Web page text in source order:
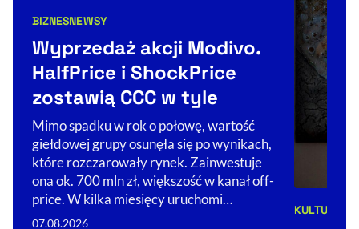
Kategorie artykułu:
BIZNESNEWSY
Wyprzedaż akcji Modivo.
HalfPrice i ShockPrice
zostawią CCC w tyle
Mimo spadku w rok o połowę, wartość
giełdowej grupy osunęła się po wynikach,
które rozczarowały rynek. Zainwestuje
ona ok. 700 mln zł, większość w kanał off-
price. W kilka miesięcy uruchomi…
07.08.2026
KULTURA